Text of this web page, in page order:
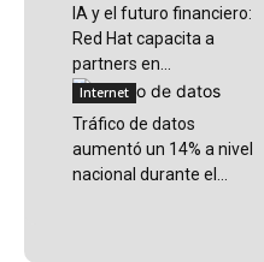
IA y el futuro financiero:
Red Hat capacita a
partners en...
Internet
Tráfico de datos
aumentó un 14% a nivel
nacional durante el...